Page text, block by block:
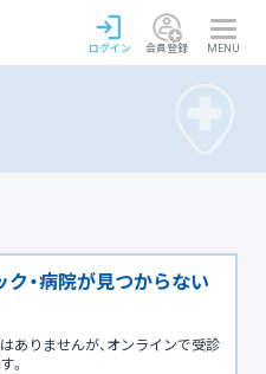
ログイン 会員登録 MENU
・病院が見つからない
ありませんが、オンラインで受診
。